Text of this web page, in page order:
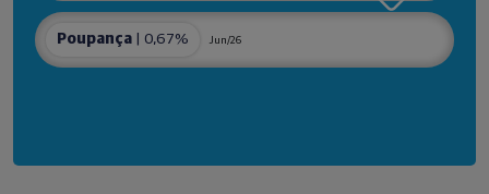
Poupança | 0,67% Jun/26